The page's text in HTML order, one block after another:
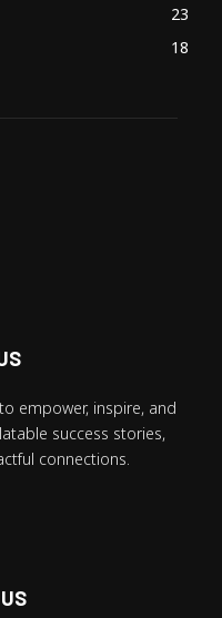
23
18
empower, inspire, and
success stories,
connections.